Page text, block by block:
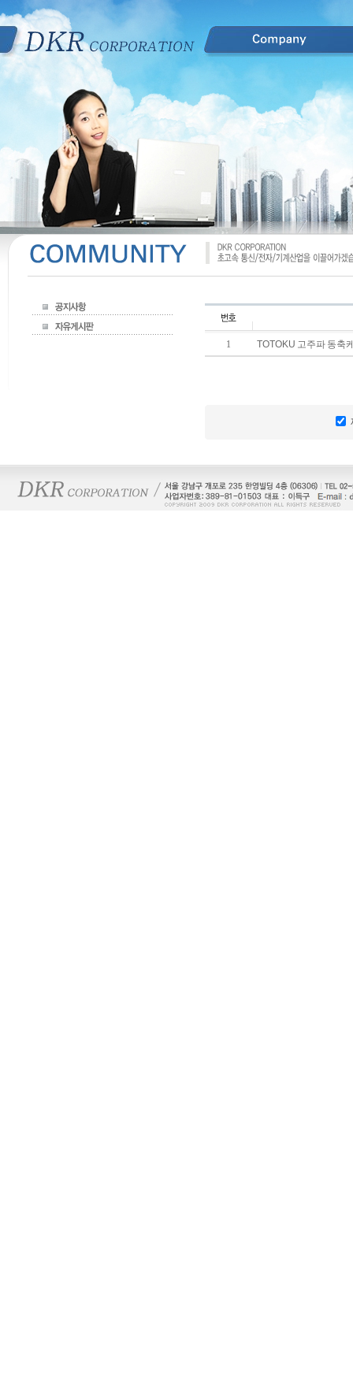
1 TOTOKU 고주파 동축